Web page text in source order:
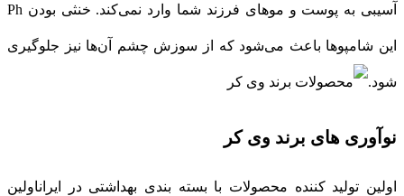
آسیبی به پوست و موهای فرزند شما وارد نمی‌کند. خنثی بودن Ph
این شامپوها باعث می‌شود که از سوزش چشم آن‌ها نیز جلوگیری
شود.
نوآوری های برند وی کر
اولین تولید کننده محصولات با بسته بندی بهداشتی در ایراناولین